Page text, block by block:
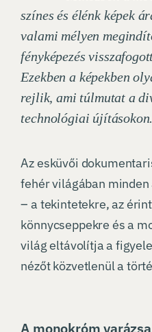
színes és élénk képek
valami mélyen
fényképezés
Ezekben a képekben
rejlik, ami túlmutat a
technológiai újításokon.
Az esküvői
fehér világában
– a tekintetekre, az
könnycseppekre és a
világ eltávolítja a
nézőt közvetlenül a